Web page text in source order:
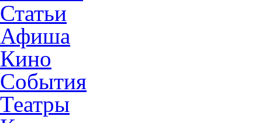
Статьи
Афиша
Кино
События
Театры